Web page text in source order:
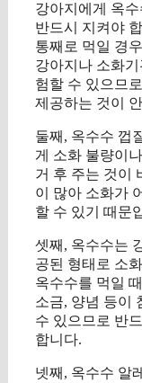
강아지에게 옥
반드시 지켜야
통째로 먹일 경
강아지나 소화
험할 수 있으므
제공하는 것이
둘째, 옥수수 껍
게 소화 불량이
거 후 주는 것이
이 많아 소화가
할 수 있기 때문
셋째, 옥수수는
공된 형태로 소
옥수수를 먹일
소금, 양념 등이
수 있으므로 반
합니다.
넷째, 옥수수 알